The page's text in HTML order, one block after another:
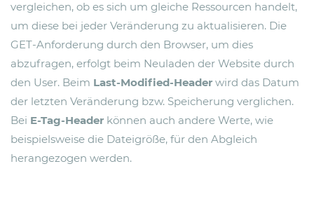
vergleichen, ob es sich um gleiche Ressourcen handelt,
um diese bei jeder Veränderung zu aktualisieren. Die
GET-Anforderung durch den Browser, um dies
abzufragen, erfolgt beim Neuladen der Website durch
den User. Beim Last-Modified-Header wird das Datum
der letzten Veränderung bzw. Speicherung verglichen.
Bei E-Tag-Header können auch andere Werte, wie
beispielsweise die Dateigröße, für den Abgleich
herangezogen werden.